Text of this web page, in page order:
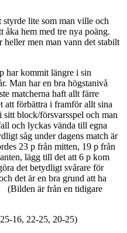
styrde lite som man ville och
åka hem med tre nya poäng.
heller men man vann det stabilt
har kommit längre i sin
Man har en bra högstanivå
matcherna haft allt färre
att förbättra i framför allt sina
block/försvarsspel och man
och lyckas vända till egna
såg under dagens match är
23 p från mitten, 19 p från
lägg till det att 6 p kom
det betydligt svårare för
det är en bra grund att ha
är från en tidigare
16, 22-25, 20-25)